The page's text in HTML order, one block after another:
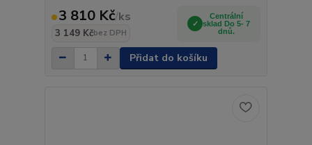
3 810 Kč/ks
3 149 Kčbez DPH
Centrální
sklad Do 5- 7
dnů.
Přidat do košíku